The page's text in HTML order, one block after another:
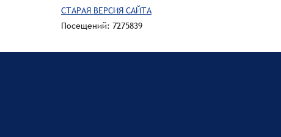
СТАРАЯ ВЕРСИЯ САЙТА
Посещений: 7275839